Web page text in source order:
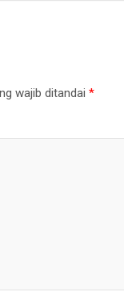
wajib ditandai *